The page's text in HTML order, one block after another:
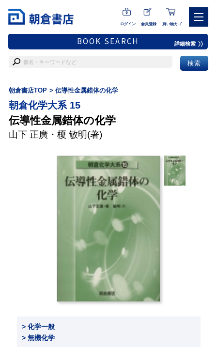
ログイン 会員登録 買い物カゴ
BOOK SEARCH 詳細検索
朝倉書店TOP 伝導性金属錯体の化学
朝倉化学大系 15
伝導性金属錯体の化学
山下 正廣・ 榎 敏明(著)
> 化学一般
> 無機化学